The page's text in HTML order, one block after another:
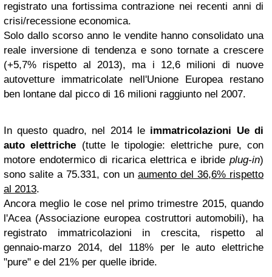
registrato una fortissima contrazione nei recenti anni di
crisi/recessione economica.
Solo dallo scorso anno le vendite hanno consolidato una
reale inversione di tendenza e sono tornate a crescere
(+5,7% rispetto al 2013), ma i 12,6 milioni di nuove
autovetture immatricolate nell'Unione Europea restano
ben lontane dal picco di 16 milioni raggiunto nel 2007.
In questo quadro, nel 2014 le immatricolazioni Ue di
auto elettriche (tutte le tipologie: elettriche pure, con
motore endotermico di ricarica elettrica e ibride plug-in)
sono salite a 75.331, con un aumento del 36,6% rispetto
al 2013.
Ancora meglio le cose nel primo trimestre 2015, quando
l'Acea (Associazione europea costruttori automobili), ha
registrato immatricolazioni in crescita, rispetto al
gennaio-marzo 2014, del 118% per le auto elettriche
"pure" e del 21% per quelle ibride.